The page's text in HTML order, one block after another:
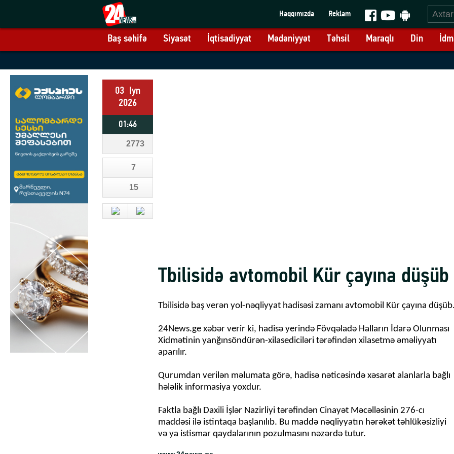
Haqqımızda Reklam
Baş səhifə Siyasət İqtisadiyyat Mədəniyyət Təhsil Maraqlı Din
03 Iyn
2026
01:46
7
15
2773
Tbilisidə avtomobil Kür çayına düşüb
Tbilisidə baş verən yol-nəqliyyat hadisəsi zamanı avtomobil Kür çayına
24News.ge xəbər verir ki, hadisə yerində Fövqəladə Halların İdarə Olunması
Xidmətinin yanğınsöndürən-xilasediciləri tərəfindən xilasetmə əməliyyatı
aparılır.
Qurumdan verilən məlumata görə, hadisə nəticəsində xəsarət alanlarla bağlı
hələlik informasiya yoxdur.
Faktla bağlı Daxili İşlər Nazirliyi tərəfindən Cinayət Məcəlləsinin 276-cı
maddəsi ilə istintaqa başlanılıb. Bu maddə nəqliyyatın hərəkət təhlükəsizliyi